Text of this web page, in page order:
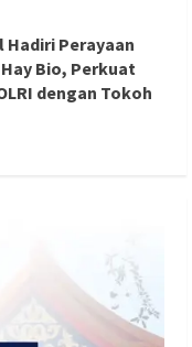
Hadiri Perayaan
Bio, Perkuat
dengan Tokoh